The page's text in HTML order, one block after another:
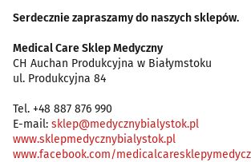
Serdecznie zapraszamy do naszych sklepów.
Medical Care Sklep Medyczny
CH Auchan Produkcyjna w Białymstoku
ul. Produkcyjna 84
Tel. +48 887 876 990
E-mail: sklep@medycznybialystok.pl
www.sklepmedycznybialystok.pl
www.facebook.com/